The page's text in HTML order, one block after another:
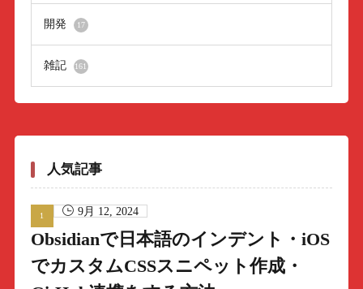
開発 17
雑記 161
人気記事
9月 12, 2024
Obsidianで日本語のインデント・iOS
でカスタムCSSスニペット作成・